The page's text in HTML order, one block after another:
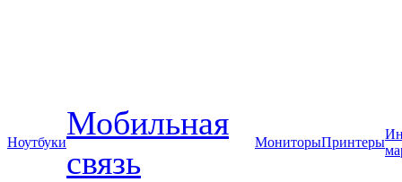
Ноутбуки
Мобильная
связь
МониторыПринтеры